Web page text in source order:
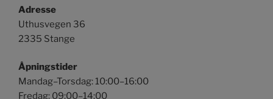
Adresse
Uthusvegen 36
2335 Stange
Åpningstider
Mandag–Torsdag: 10:00–16:00
Fredag: 09:00–14:00